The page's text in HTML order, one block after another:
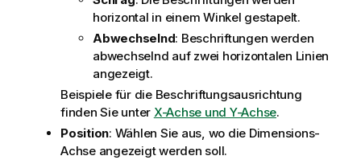
horizontal in einem Winkel gestapelt.
Abwechselnd: Beschriftungen werden
abwechselnd auf zwei horizontalen Linien
angezeigt.
Beispiele für die Beschriftungsausrichtung
finden Sie unter X-Achse und Y-Achse.
Position: Wählen Sie aus, wo die Dimensions-
Achse angezeigt werden soll.